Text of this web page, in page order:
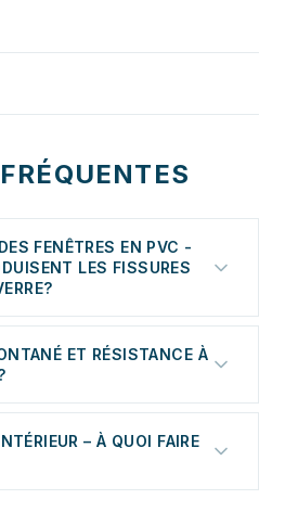
FENÊTRES EN PVC -
LES FISSURES
sur les fenêtres en plastique
plusieurs raisons: choc
de vitre, rayures.
que le verre se brise
que oui.
ET RÉSISTANCE À
à la température est limitée.
certaines circonstances, le
de température
– À QUOI FAIRE